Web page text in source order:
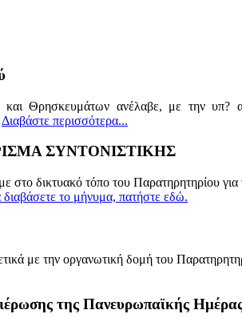
και Θρησκευμάτων ανέλαβε, με την υπ?
Διαβάστε περισσότερα...
ΣΥΝΤΟΝΙΣΤΙΚΗΣ
στο δικτυακό τόπο του Παρατηρητηρίου
διαβάσετε το μήνυμα, πατήστε εδώ.
με την οργανωτική δομή του
της Πανευρωπαϊκής